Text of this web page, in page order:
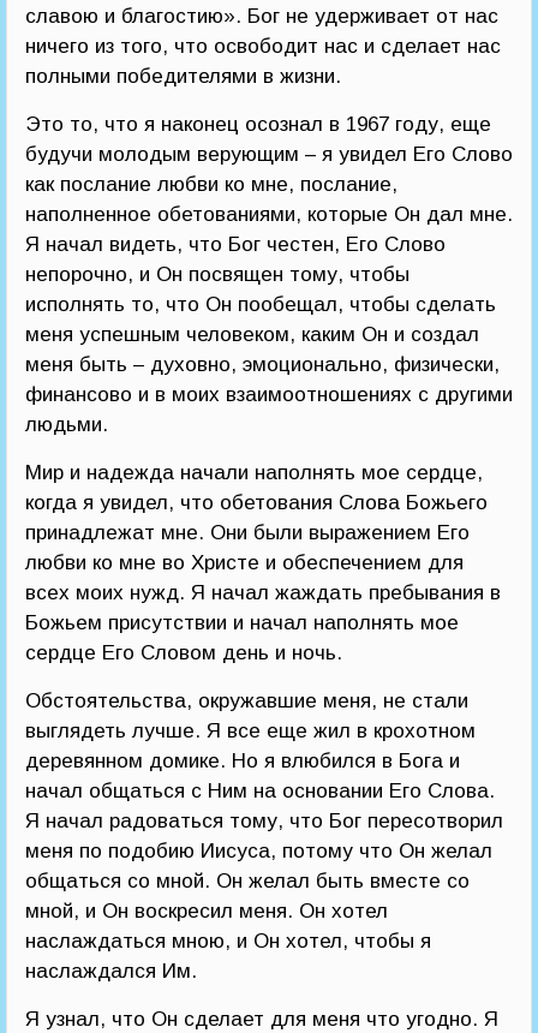
славою и благостию». Бог не удерживает от нас
ничего из того, что освободит нас и сделает нас
полными победителями в жизни.
Это то, что я наконец осознал в 1967 году, еще
будучи молодым верующим – я увидел Его Слово
как послание любви ко мне, послание,
наполненное обетованиями, которые Он дал мне.
Я начал видеть, что Бог честен, Его Слово
непорочно, и Он посвящен тому, чтобы
исполнять то, что Он пообещал, чтобы сделать
меня успешным человеком, каким Он и создал
меня быть – духовно, эмоционально, физически,
финансово и в моих взаимоотношениях с другими
людьми.
Мир и надежда начали наполнять мое сердце,
когда я увидел, что обетования Слова Божьего
принадлежат мне. Они были выражением Его
любви ко мне во Христе и обеспечением для
всех моих нужд. Я начал жаждать пребывания в
Божьем присутствии и начал наполнять мое
сердце Его Словом день и ночь.
Обстоятельства, окружавшие меня, не стали
выглядеть лучше. Я все еще жил в крохотном
деревянном домике. Но я влюбился в Бога и
начал общаться с Ним на основании Его Слова.
Я начал радоваться тому, что Бог пересотворил
меня по подобию Иисуса, потому что Он желал
общаться со мной. Он желал быть вместе со
мной, и Он воскресил меня. Он хотел
наслаждаться мною, и Он хотел, чтобы я
наслаждался Им.
Я узнал, что Он сделает для меня что угодно. Я